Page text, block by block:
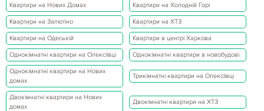
Квартири на Нових Домах Квартири на Холодній Горі
Квартири на Залютіно Квартири на ХТЗ
Квартири на Одеській Квартири в центрі Харкова
Однокімнатні квартири на Олексіївці Однокімнатні квартири в новобудові
Однокімнатні квартири на Нових
домах
Трикімнатні квартири на Олексіївці
Двокімнатні квартири на Нових
домах
Двокімнатні квартири на ХТЗ